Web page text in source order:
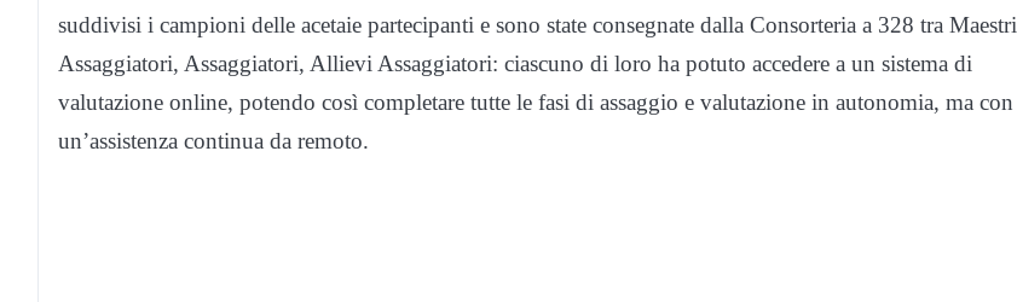
suddivisi i campioni delle acetaie partecipanti e sono state consegnate dalla Consorteria a 328 tra Maestri
Assaggiatori, Assaggiatori, Allievi Assaggiatori: ciascuno di loro ha potuto accedere a un sistema di
valutazione online, potendo così completare tutte le fasi di assaggio e valutazione in autonomia, ma con
un’assistenza continua da remoto.